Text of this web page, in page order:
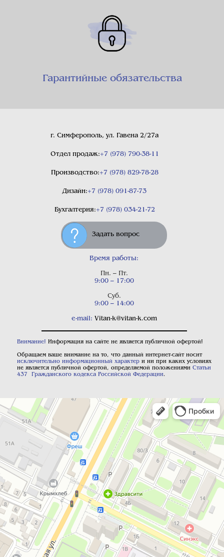
Гарантийные обязательства
г. Симферополь, ул. Гавена 2/27а
Отдел продаж:+7 (978) 790-38-11
Производство:+7 (978) 829-78-28
Дизайн:+7 (978) 091-87-73
Бухгалтерия:+7 (978) 034-21-72
Задать вопрос
Время работы:
Пн. – Пт.
9:00 – 17:00
Суб.
9:00 – 14:00
e-mail: Vitan-k@vitan-k.com
Внимание! Информация на сайте не является публичной офертой!
Обращаем ваше внимание на то, что данный интернет-сайт носит
исключительно информационный характери ни при каких условиях
не является публичной офертой, определяемой положениями Статьи
437 Гражданского кодекса Российской Федерации.